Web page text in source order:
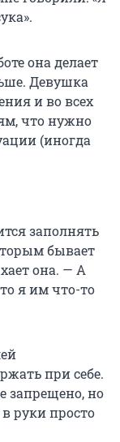
она делает
Девушка
и во всех
что нужно
(иногда
заполнять
бывает
она. — А
я им что-то
при себе.
запрещено, но
руки просто